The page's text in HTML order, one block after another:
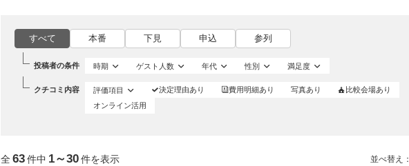
すべて 本番 下見 申込 参列
投稿者の条件 時期 ゲスト人数 年代 性別 満足度
クチコミ内容 評価項目 決定理由あり 費用明細あり 写真あり
比較会場あり
オンライン活用
全63件中 1～30件を表示 並べ替え：